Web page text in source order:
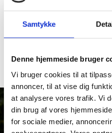
Samtykke
Denne hjemmeside bruger
Vi bruger cookies til at
annoncer, til at vise dig
at analysere vores trafik. Vi
din brug af vores
for sociale medier,